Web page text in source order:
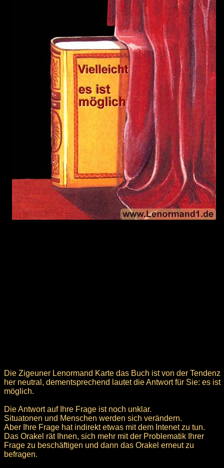
Die Zigeuner Lenormand Karte das Buch ist von der Tendenz
her neutral, dementsprechend lautet die Antwort für Sie: es ist
möglich.
Die Antwort auf Ihre Frage ist noch unklar.
Situatonen und Menschen werden sich verändern.
Aber Ihre Frage hat indirekt etwas mit dem Intenet zu tun.
Das Orakel rät Ihnen, sich mehr mit der Problematik Ihrer
Frage zu beschäftigen und dann das Orakel erneut zu
befragen.